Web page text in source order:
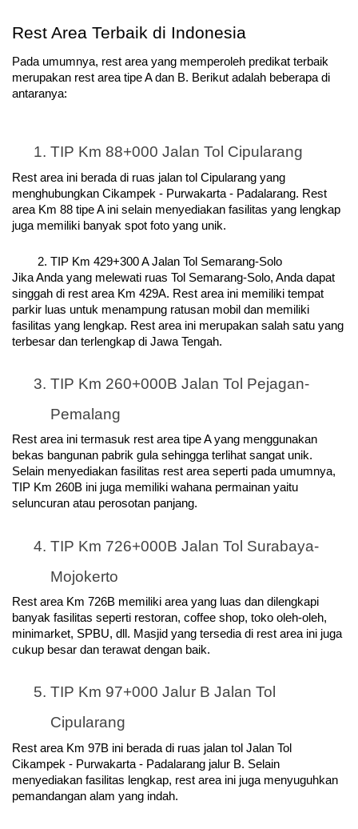
Rest Area Terbaik di Indonesia
Pada umumnya, rest area yang memperoleh predikat terbaik
merupakan rest area tipe A dan B. Berikut adalah beberapa di
antaranya:
TIP Km 88+000 Jalan Tol Cipularang
Rest area ini berada di ruas jalan tol Cipularang yang
menghubungkan Cikampek - Purwakarta - Padalarang. Rest
area Km 88 tipe A ini selain menyediakan fasilitas yang lengkap
juga memiliki banyak spot foto yang unik.
TIP Km 429+300 A Jalan Tol Semarang-Solo
Jika Anda yang melewati ruas Tol Semarang-Solo, Anda dapat
singgah di rest area Km 429A. Rest area ini memiliki tempat
parkir luas untuk menampung ratusan mobil dan memiliki
fasilitas yang lengkap. Rest area ini merupakan salah satu yang
terbesar dan terlengkap di Jawa Tengah.
TIP Km 260+000B Jalan Tol Pejagan-
Pemalang
Rest area ini termasuk rest area tipe A yang menggunakan
bekas bangunan pabrik gula sehingga terlihat sangat unik.
Selain menyediakan fasilitas rest area seperti pada umumnya,
TIP Km 260B ini juga memiliki wahana permainan yaitu
seluncuran atau perosotan panjang.
TIP Km 726+000B Jalan Tol Surabaya-
Mojokerto
Rest area Km 726B memiliki area yang luas dan dilengkapi
banyak fasilitas seperti restoran, coffee shop, toko oleh-oleh,
minimarket, SPBU, dll. Masjid yang tersedia di rest area ini juga
cukup besar dan terawat dengan baik.
TIP Km 97+000 Jalur B Jalan Tol
Cipularang
Rest area Km 97B ini berada di ruas jalan tol Jalan Tol
Cikampek - Purwakarta - Padalarang jalur B. Selain
menyediakan fasilitas lengkap, rest area ini juga menyuguhkan
pemandangan alam yang indah.